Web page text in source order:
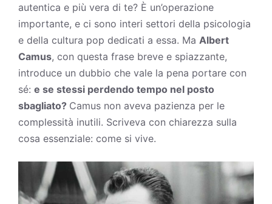
autentica e più vera di te? È un’operazione
importante, e ci sono interi settori della psicologia
e della cultura pop dedicati a essa. Ma Albert
Camus, con questa frase breve e spiazzante,
introduce un dubbio che vale la pena portare con
sé: e se stessi perdendo tempo nel posto
sbagliato? Camus non aveva pazienza per le
complessità inutili. Scriveva con chiarezza sulla
cosa essenziale: come si vive.